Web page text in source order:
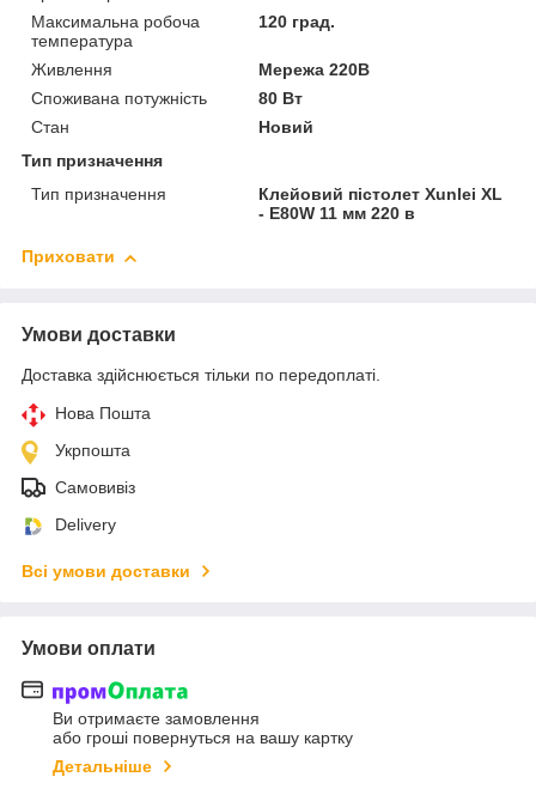
Максимальна робоча
температура
120 град.
Живлення
Мережа 220В
Споживана потужність
80 Вт
Стан
Новий
Тип призначення
Тип призначення
Клейовий пістолет Xunlei XL
- E80W 11 мм 220 в
Приховати
Умови доставки
Доставка здійснюється тільки по передоплаті.
Нова Пошта
Укрпошта
Самовивіз
Delivery
Всі умови доставки
Умови оплати
Ви отримаєте замовлення
або гроші повернуться на вашу картку
Детальніше